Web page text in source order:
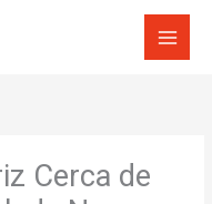
Cerca de